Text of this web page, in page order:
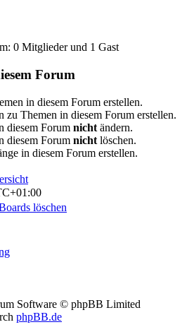
0 Mitglieder und 1 Gast
Forum
in diesem Forum erstellen.
zu Themen in diesem Forum erstellen.
diesem Forum nicht ändern.
diesem Forum nicht löschen.
in diesem Forum erstellen.
löschen
Software © phpBB Limited
phpBB.de